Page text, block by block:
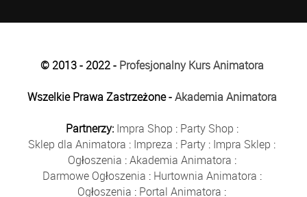
© 2013 - 2022 - Profesjonalny Kurs Animatora
Wszelkie Prawa Zastrzeżone -Akademia Animatora
Partnerzy: Impra Shop : Party Shop :
Sklep dla Animatora : Impreza : Party : Impra Sklep :
Ogłoszenia :Akademia Animatora :
Darmowe Ogłoszenia : Hurtownia Animatora :
Ogłoszenia : Portal Animatora :